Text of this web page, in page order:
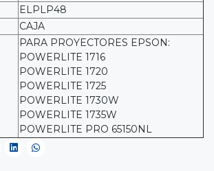
ELPLP48
CAJA
PARA PROYECTORES EPSON:
POWERLITE 1716
POWERLITE 1720
POWERLITE 1725
POWERLITE 1730W
POWERLITE 1735W
POWERLITE PRO 65150NL